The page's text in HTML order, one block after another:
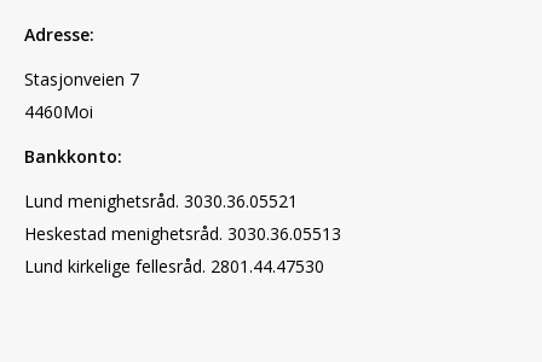
Adresse:
Stasjonveien 7
4460Moi
Bankkonto:
Lund menighetsråd. 3030.36.05521
Heskestad menighetsråd. 3030.36.05513
Lund kirkelige fellesråd. 2801.44.47530